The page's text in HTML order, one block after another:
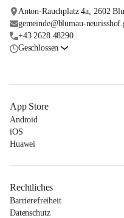
Anton-Rauchplatz 4a, 2602
gemeinde@blumau-
+43 2628 48290
Geschlossen
App Store
Android
iOS
Huawei
Rechtliches
Barrierefreiheit
Datenschutz